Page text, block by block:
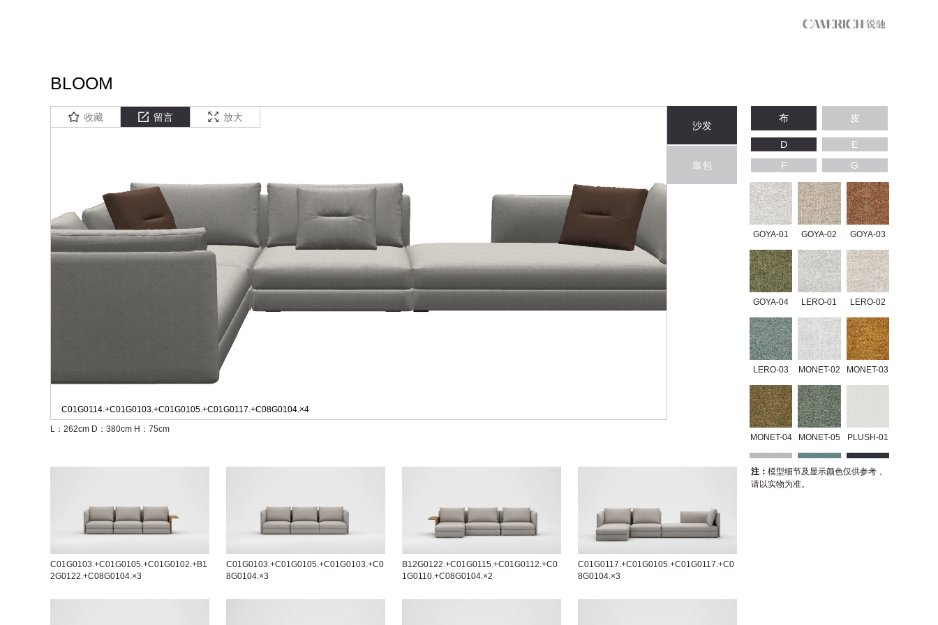
BLOOM
收藏 留言 放大
C01G0114.+C01G0103.+C01G0105.+C01G0117.+C08G0104.×4
L：262cm D：380cm H：75cm
沙发
靠包
布 皮
D
E
F
G
GOYA-01 GOYA-02 GOYA-03
GOYA-04 LERO-01 LERO-02
LERO-03 MONET-02 MONET-03
MONET-04 MONET-05 PLUSH-01
C01G0103.+C01G0105.+C01G0102.+B1
2G0122.+C08G0104.×3
C01G0103.+C01G0105.+C01G0103.+C0
8G0104.×3
B12G0122.+C01G0115.+C01G0112.+C0
1G0110.+C08G0104.×2
C01G0117.+C01G0105.+C01G0117.+C0
8G0104.×3
注： 模型细节及显示颜色仅供参考，
请以实物为准。